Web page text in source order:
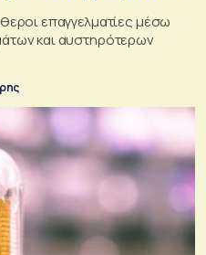
επαγγελματίες μέσω
και αυστηρότερων